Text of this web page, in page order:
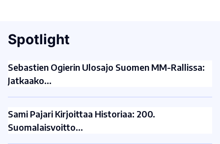
Spotlight
Sebastien Ogierin Ulosajo Suomen MM-Rallissa:
Jatkaako…
Sami Pajari Kirjoittaa Historiaa: 200.
Suomalaisvoitto…